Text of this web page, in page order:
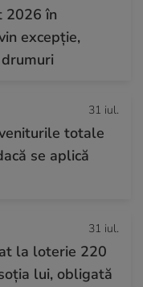
2026 în
excepție,
31 iul.
totale
se aplică
31 iul.
la loterie 220
lui, obligată